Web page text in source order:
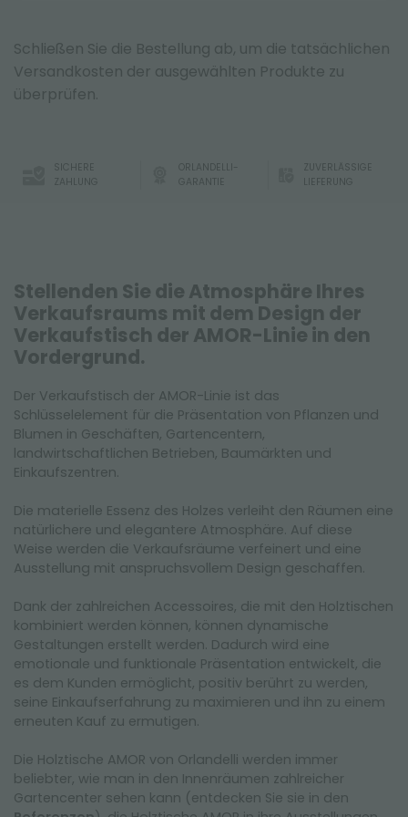
Schließen Sie die Bestellung ab, um die tatsächlichen
Versandkosten der ausgewählten Produkte zu
überprüfen.
SICHERE
ZAHLUNG
ORLANDELLI-
GARANTIE
ZUVERLÄSSIGE
LIEFERUNG
Stellenden Sie die Atmosphäre Ihres
Verkaufsraums mit dem Design der
Verkaufstisch der AMOR-Linie in den
Vordergrund.
Der Verkaufstisch der AMOR-Linie ist das
Schlüsselelement für die Präsentation von Pflanzen und
Blumen in Geschäften, Gartencentern,
landwirtschaftlichen Betrieben, Baumärkten und
Einkaufszentren.
Die materielle Essenz des Holzes verleiht den Räumen eine
natürlichere und elegantere Atmosphäre. Auf diese
Weise werden die Verkaufsräume verfeinert und eine
Ausstellung mit anspruchsvollem Design geschaffen.
Dank der zahlreichen Accessoires, die mit den Holztischen
kombiniert werden können, können dynamische
Gestaltungen erstellt werden. Dadurch wird eine
emotionale und funktionale Präsentation entwickelt, die
es dem Kunden ermöglicht, positiv berührt zu werden,
seine Einkaufserfahrung zu maximieren und ihn zu einem
erneuten Kauf zu ermutigen.
Die Holztische AMOR von Orlandelli werden immer
beliebter, wie man in den Innenräumen zahlreicher
Gartencenter sehen kann (entdecken Sie sie in den